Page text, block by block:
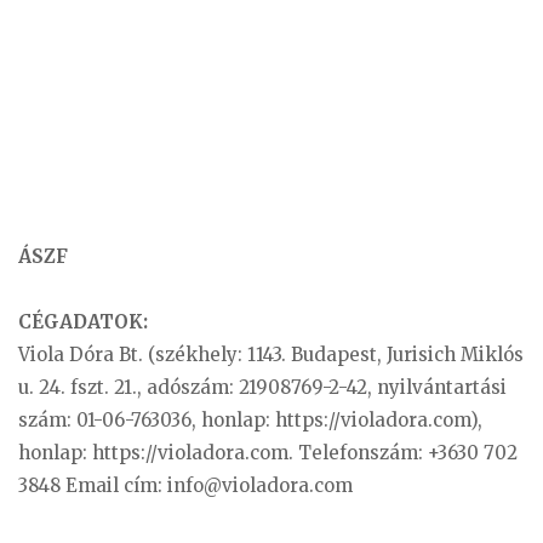
ÁSZF
CÉGADATOK:
Viola Dóra Bt. (székhely: 1143. Budapest, Jurisich Miklós
u. 24. fszt. 21., adószám: 21908769-2-42, nyilvántartási
szám: 01-06-763036, honlap: https://violadora.com),
honlap: https://violadora.com. Telefonszám: +3630 702
3848 Email cím: info@violadora.com